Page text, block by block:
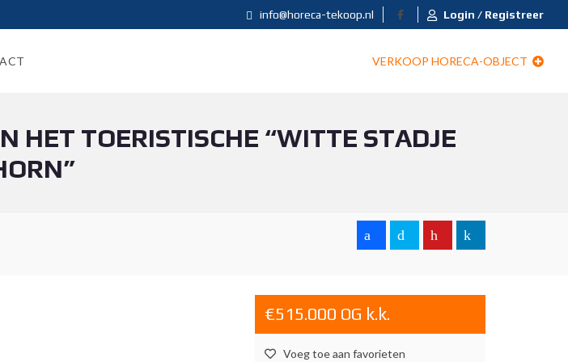
info@horeca-tekoop.nl Login / Registreer
VERKOOP HORECA-OBJECT
HET TOERISTISCHE “WITTE STADJE
€515.000 OG k.k.
Voeg toe aan favorieten